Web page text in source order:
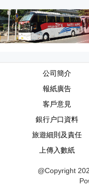
公司簡介
報紙廣告
客戶意見
銀行户口資料
旅遊細則及責任
上傳入數紙
@Copyright